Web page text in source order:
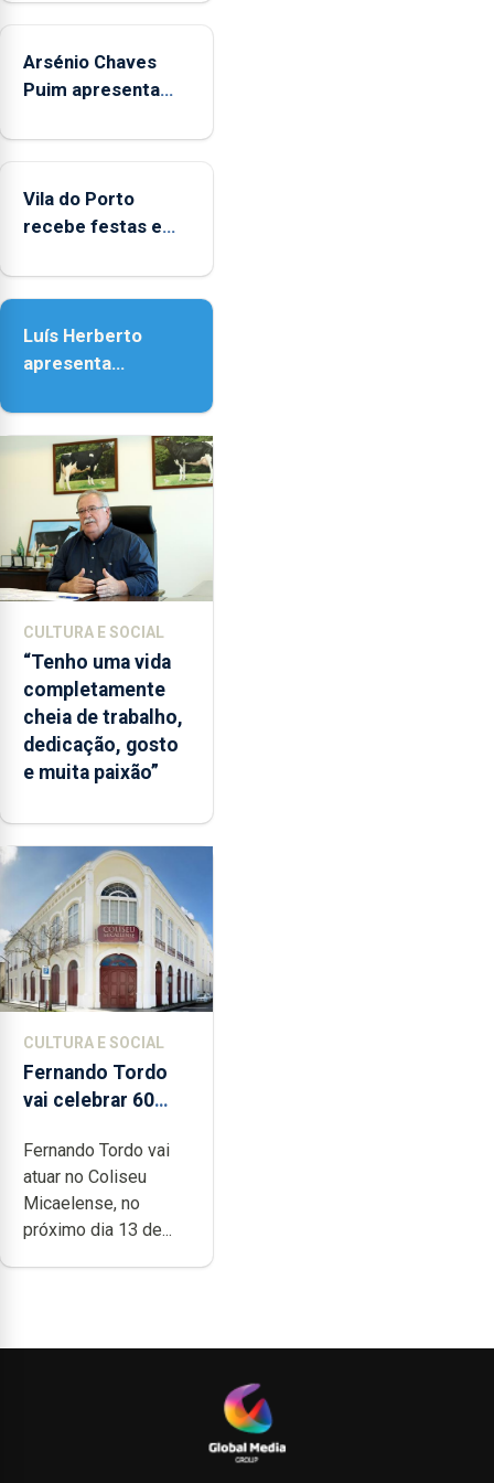
aos
durante
o
de
entre
as
e
as
18h00.
Arsénio Chaves
Puim apresenta
de Vila do Porto
Vila do Porto
recebe festas em
Senhora da
Luís Herberto
apresenta
Paisagem’
CULTURA E SOCIAL
“Tenho uma vida
completamente
cheia de trabalho,
dedicação, gosto
e muita paixão”
CULTURA E SOCIAL
Fernando Tordo
vai celebrar 60
no Coliseu
Micaelense
Fernando Tordo vai
atuar no Coliseu
Micaelense, no
próximo dia 13 de...